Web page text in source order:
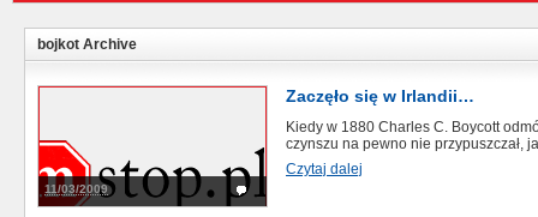
bojkot Archive
11/03/2009
Zaczęło się w Irlandii…
Kiedy w 1880 Charles C. Boycott
czynszu na pewno nie przypuszczał,
Czytaj dalej